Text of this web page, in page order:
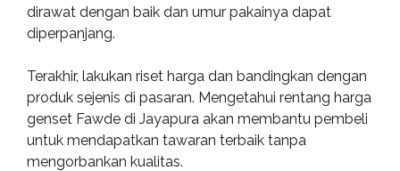
dirawat dengan baik dan umur pakainya dapat
diperpanjang.
Terakhir, lakukan riset harga dan bandingkan dengan
produk sejenis di pasaran. Mengetahui rentang harga
genset Fawde di Jayapura akan membantu pembeli
untuk mendapatkan tawaran terbaik tanpa
mengorbankan kualitas.